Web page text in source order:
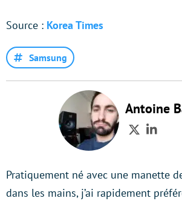
Source : Korea Times
Samsung
Antoine
Twitter
Pratiquement né avec une manette
dans les mains, j’ai rapidement